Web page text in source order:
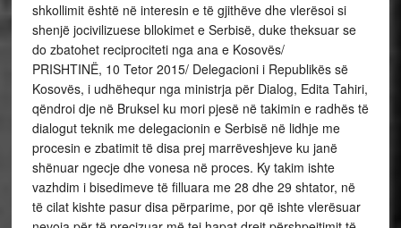
shkollimit është në interesin e të gjithëve dhe vlerësoi si
shenjë jocivilizuese bllokimet e Serbisë, duke theksuar se
do zbatohet reciprociteti nga ana e Kosovës/
PRISHTINË, 10 Tetor 2015/ Delegacioni i Republikës së
Kosovës, i udhëhequr nga ministrja për Dialog, Edita Tahiri,
qëndroi dje në Bruksel ku mori pjesë në takimin e radhës të
dialogut teknik me delegacionin e Serbisë në lidhje me
procesin e zbatimit të disa prej marrëveshjeve ku janë
shënuar ngecje dhe vonesa në proces. Ky takim ishte
vazhdim i bisedimeve të filluara me 28 dhe 29 shtator, në
të cilat kishte pasur disa përparime, por që ishte vlerësuar